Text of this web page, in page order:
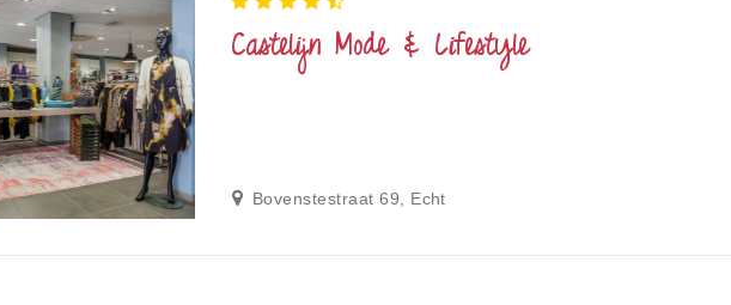
Castelijn Mode & Lifestyle
Bovenstestraat 69, Echt